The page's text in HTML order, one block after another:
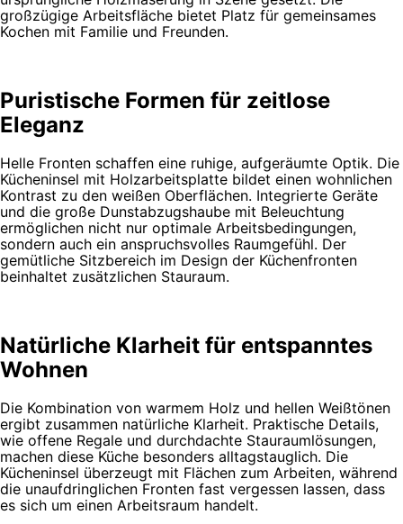
großzügige Arbeitsfläche bietet Platz für gemeinsames
Kochen mit Familie und Freunden.
Puristische Formen für zeitlose
Eleganz
Helle Fronten schaffen eine ruhige, aufgeräumte Optik. Die
Kücheninsel mit Holzarbeitsplatte bildet einen wohnlichen
Kontrast zu den weißen Oberflächen. Integrierte Geräte
und die große Dunstabzugshaube mit Beleuchtung
ermöglichen nicht nur optimale Arbeitsbedingungen,
sondern auch ein anspruchsvolles Raumgefühl. Der
gemütliche Sitzbereich im Design der Küchenfronten
beinhaltet zusätzlichen Stauraum.
Natürliche Klarheit für entspanntes
Wohnen
Die Kombination von warmem Holz und hellen Weißtönen
ergibt zusammen natürliche Klarheit. Praktische Details,
wie offene Regale und durchdachte Stauraumlösungen,
machen diese Küche besonders alltagstauglich. Die
Kücheninsel überzeugt mit Flächen zum Arbeiten, während
die unaufdringlichen Fronten fast vergessen lassen, dass
es sich um einen Arbeitsraum handelt.